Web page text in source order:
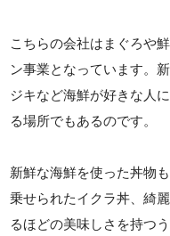
こちらの会社はまぐろや
ン事業となっています。
ジキなど海鮮が好きな人
る場所でもあるのです。
新鮮な海鮮を使った丼物
乗せられたイクラ丼、綺
るほどの美味しさを持つ